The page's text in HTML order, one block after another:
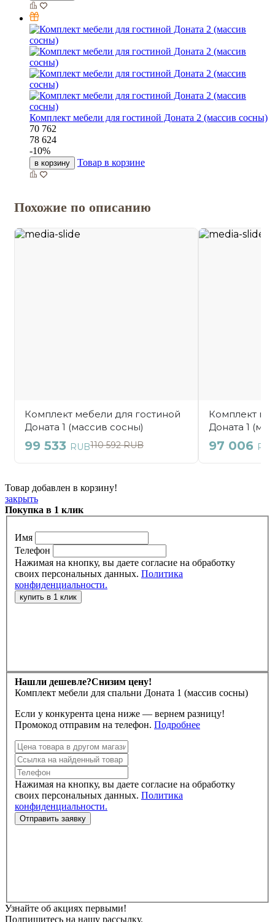
Комплект мебели для гостиной Доната 2 (массив сосны)
70 762
78 624
-10%
в корзину Товар в корзине
Товар добавлен в корзину!
закрыть
Покупка в 1 клик
Имя
Телефон
Нажимая на кнопку, вы даете согласие на обработку
своих персональных данных. Политика
конфиденциальности.
Нашли дешевле?Снизим цену!
Комплект мебели для спальни Доната 1 (массив сосны)
Если у конкурента цена ниже — вернем разницу!
Промокод отправим на телефон. Подробнее
Нажимая на кнопку, вы даете согласие на обработку
своих персональных данных. Политика
конфиденциальности.
Узнайте об акциях первыми!
Подпишитесь на нашу рассылку.